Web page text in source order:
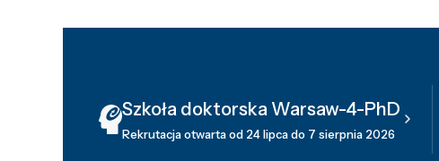
Szkoła doktorska Warsaw-4-PhD
Rekrutacja otwarta od 24 lipca do 7 sierpnia 2026